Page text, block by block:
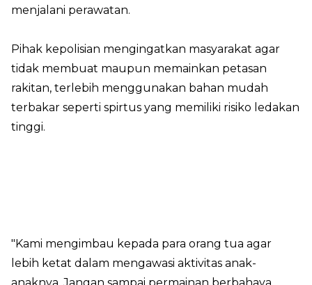
menjalani perawatan.
Pihak kepolisian mengingatkan masyarakat agar
tidak membuat maupun memainkan petasan
rakitan, terlebih menggunakan bahan mudah
terbakar seperti spirtus yang memiliki risiko ledakan
tinggi.
"Kami mengimbau kepada para orang tua agar
lebih ketat dalam mengawasi aktivitas anak-